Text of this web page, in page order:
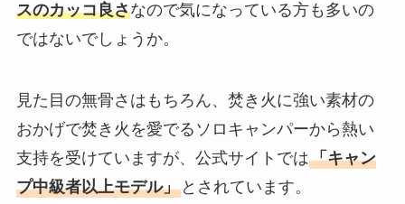
スのカッコ良さなので気になっている方も多いの
ではないでしょうか。
見た目の無骨さはもちろん、焚き火に強い素材の
おかげで焚き火を愛でるソロキャンパーから熱い
支持を受けていますが、公式サイトでは「キャン
プ中級者以上モデル」とされています。